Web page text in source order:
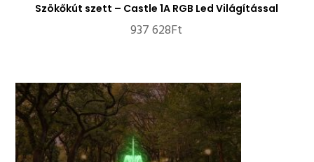
Szökőkút szett – Castle 1A RGB Led Világítással
937 628Ft